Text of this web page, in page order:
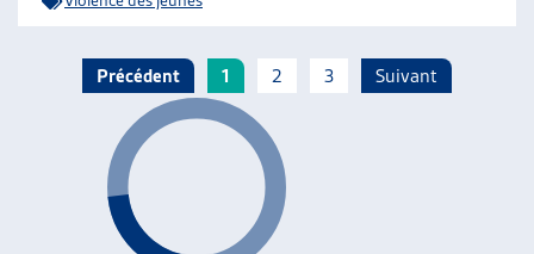
Précédent 1 2 3 Suivant